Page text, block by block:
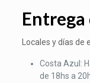
Locales y días de
Costa Azul:
de 18hs a